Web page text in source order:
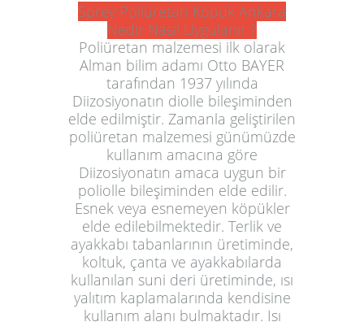
Sprey Poliüretan Köpük Ankara
Nedir Nasıl Uygulanır ?
Poliüretan malzemesi ilk olarak
Alman bilim adamı Otto BAYER
tarafından 1937 yılında
Diizosiyonatın diolle bileşiminden
elde edilmiştir. Zamanla geliştirilen
poliüretan malzemesi günümüzde
kullanım amacına göre
Diizosiyonatın amaca uygun bir
poliolle bileşiminden elde edilir.
Esnek veya esnemeyen köpükler
elde edilebilmektedir. Terlik ve
ayakkabı tabanlarının üretiminde,
koltuk, çanta ve ayakkabılarda
kullanılan suni deri üretiminde, ısı
yalıtım kaplamalarında kendisine
kullanım alanı bulmaktadır. Isı